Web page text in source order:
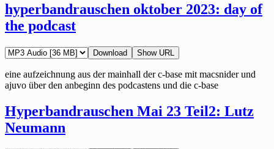
hyperbandrauschen oktober 2023: day of
the podcast
Download Show URL
eine aufzeichnung aus der mainhall der c-base mit macsnider und
ajuvo über den anbeginn des podcastens und die c-base
Hyperbandrauschen Mai 23 Teil2: Lutz
Neumann